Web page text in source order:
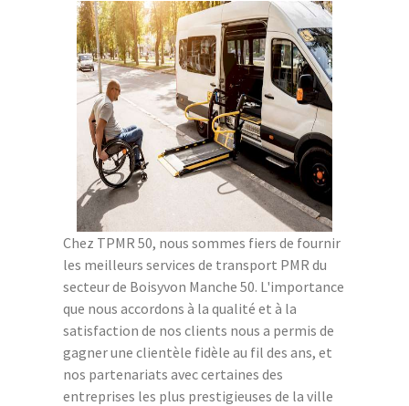
Chez TPMR 50, nous sommes fiers de fournir
les meilleurs services de transport PMR du
secteur de Boisyvon Manche 50. L'importance
que nous accordons à la qualité et à la
satisfaction de nos clients nous a permis de
gagner une clientèle fidèle au fil des ans, et
nos partenariats avec certaines des
entreprises les plus prestigieuses de la ville